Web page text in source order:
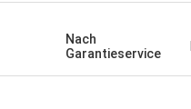
Nach
Garantieservice